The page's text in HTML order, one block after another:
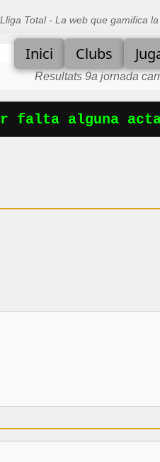
Lliga Total - La web que gamifica
Inici Clubs
Resultats 9a jornada
falta alguna acta)